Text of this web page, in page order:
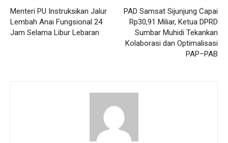
Menteri PU Instruksikan Jalur
Lembah Anai Fungsional 24
Jam Selama Libur Lebaran
PAD Samsat Sijunjung Capai
Rp30,91 Miliar, Ketua DPRD
Sumbar Muhidi Tekankan
Kolaborasi dan Optimalisasi
PAP–PAB